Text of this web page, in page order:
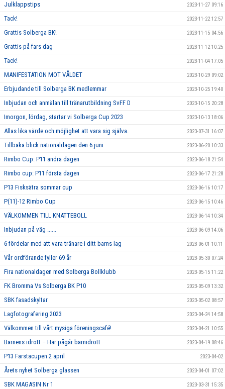
Julklappstips 2023-11-27 09:16
Tack! 2023-11-22 12:57
Grattis Solberga BK! 2023-11-15 04:56
Grattis på fars dag 2023-11-12 10:25
Tack! 2023-11-04 17:05
MANIFESTATION MOT VÅLDET 2023-10-29 09:02
Erbjudande till Solberga BK medlemmar 2023-10-25 19:40
Inbjudan och anmälan till tränarutbildning SvFF D 2023-10-15 20:28
Imorgon, lördag, startar vi Solberga Cup 2023 2023-10-13 18:06
Allas lika värde och möjlighet att vara sig själva. 2023-07-31 16:07
Tillbaka blick nationaldagen den 6 juni 2023-06-20 10:33
Rimbo Cup: P11 andra dagen 2023-06-18 21:54
Rimbo cup: P11 första dagen 2023-06-17 21:28
P13 Fisksätra sommar cup 2023-06-16 10:17
P(11)-12 Rimbo Cup 2023-06-15 10:46
VÄLKOMMEN TILL KNATTEBOLL 2023-06-14 10:34
Inbjudan på väg ...... 2023-06-09 14:06
6 fördelar med att vara tränare i ditt barns lag 2023-06-01 10:11
Vår ordförande fyller 69 år 2023-05-30 07:24
Fira nationaldagen med Solberga Bollklubb 2023-05-15 11:22
FK Bromma Vs Solberga BK P10 2023-05-09 13:32
SBK fasadskyltar 2023-05-02 08:57
Lagfotografering 2023 2023-04-24 14:58
Välkommen till vårt mysiga föreningscafé! 2023-04-21 10:55
Barnens idrott – Här pågår barnidrott 2023-04-19 08:46
P13 Farstacupen 2 april 2023-04-02
Årets nyhet Solberga glassen 2023-04-01 07:02
SBK MAGASIN Nr 1 2023-03-31 15:35